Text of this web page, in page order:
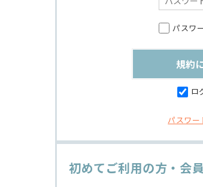
パスワ
ロ
パスワー
初めてご利用の方・会